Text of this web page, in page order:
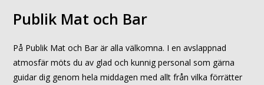
Publik Mat och Bar
På Publik Mat och Bar är alla välkomna. I en avslappnad
atmosfär möts du av glad och kunnig personal som gärna
guidar dig genom hela middagen med allt från vilka förrätter